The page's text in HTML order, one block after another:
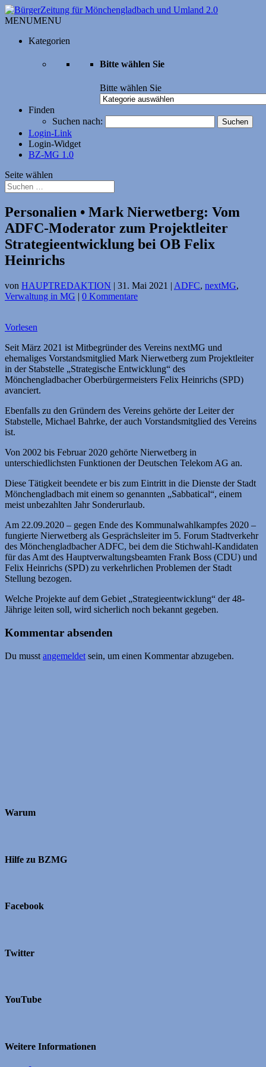
MENUMENU
Kategorien
Bitte wählen Sie
Bitte wählen Sie
Finden
Suchen nach:
Login-Link
Login-Widget
BZ-MG 1.0
Seite wählen
Personalien • Mark Nierwetberg: Vom
ADFC-Moderator zum Projektleiter
Strategieentwicklung bei OB Felix
Heinrichs
von HAUPTREDAKTION | 31. Mai 2021 | ADFC, nextMG,
Verwaltung in MG | 0 Kommentare
Vorlesen
Seit März 2021 ist Mitbegründer des Vereins nextMG und
ehemaliges Vorstandsmitglied Mark Nierwetberg zum Projektleiter
in der Stabstelle „Strategische Entwicklung“ des
Mönchengladbacher Oberbürgermeisters Felix Heinrichs (SPD)
avanciert.
Ebenfalls zu den Gründern des Vereins gehörte der Leiter der
Stabstelle, Michael Bahrke, der auch Vorstandsmitglied des Vereins
ist.
Von 2002 bis Februar 2020 gehörte Nierwetberg in
unterschiedlichsten Funktionen der Deutschen Telekom AG an.
Diese Tätigkeit beendete er bis zum Eintritt in die Dienste der Stadt
Mönchengladbach mit einem so genannten „Sabbatical“, einem
meist unbezahlten Jahr Sonderurlaub.
Am 22.09.2020 – gegen Ende des Kommunalwahlkampfes 2020 –
fungierte Nierwetberg als Gesprächsleiter im 5. Forum Stadtverkehr
des Mönchengladbacher ADFC, bei dem die Stichwahl-Kandidaten
für das Amt des Hauptverwaltungsbeamten Frank Boss (CDU) und
Felix Heinrichs (SPD) zu verkehrlichen Problemen der Stadt
Stellung bezogen.
Welche Projekte auf dem Gebiet „Strategieentwicklung“ der 48-
Jährige leiten soll, wird sicherlich noch bekannt gegeben.
Kommentar absenden
Du musst angemeldet sein, um einen Kommentar abzugeben.
Warum
Hilfe zu BZMG
Facebook
Twitter
YouTube
Weitere Informationen